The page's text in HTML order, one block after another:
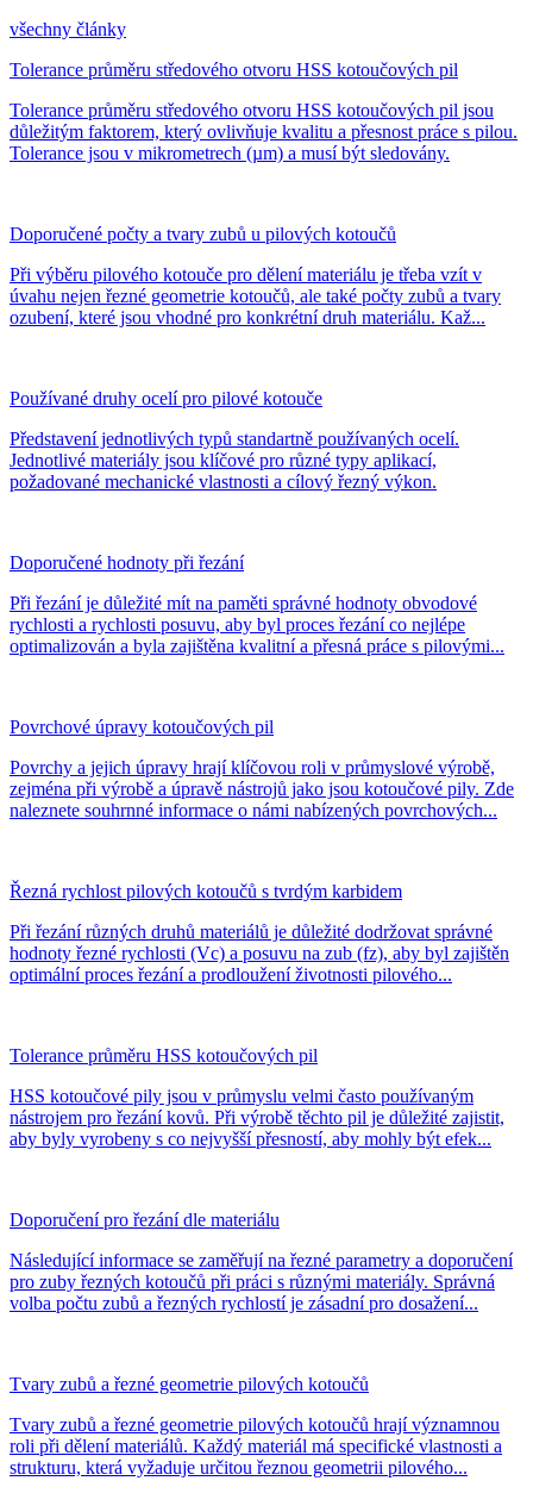
všechny články
Tolerance průměru středového otvoru HSS kotoučových pil
Tolerance průměru středového otvoru HSS kotoučových pil jsou
důležitým faktorem, který ovlivňuje kvalitu a přesnost práce s pilou.
Tolerance jsou v mikrometrech (µm) a musí být sledovány.
Doporučené počty a tvary zubů u pilových kotoučů
Při výběru pilového kotouče pro dělení materiálu je třeba vzít v
úvahu nejen řezné geometrie kotoučů, ale také počty zubů a tvary
ozubení, které jsou vhodné pro konkrétní druh materiálu. Kaž...
Používané druhy ocelí pro pilové kotouče
Představení jednotlivých typů standartně používaných ocelí.
Jednotlivé materiály jsou klíčové pro různé typy aplikací,
požadované mechanické vlastnosti a cílový řezný výkon.
Doporučené hodnoty při řezání
Při řezání je důležité mít na paměti správné hodnoty obvodové
rychlosti a rychlosti posuvu, aby byl proces řezání co nejlépe
optimalizován a byla zajištěna kvalitní a přesná práce s pilovými...
Povrchové úpravy kotoučových pil
Povrchy a jejich úpravy hrají klíčovou roli v průmyslové výrobě,
zejména při výrobě a úpravě nástrojů jako jsou kotoučové pily. Zde
naleznete souhrnné informace o námi nabízených povrchových...
Řezná rychlost pilových kotoučů s tvrdým karbidem
Při řezání různých druhů materiálů je důležité dodržovat správné
hodnoty řezné rychlosti (Vc) a posuvu na zub (fz), aby byl zajištěn
optimální proces řezání a prodloužení životnosti pilového...
Tolerance průměru HSS kotoučových pil
HSS kotoučové pily jsou v průmyslu velmi často používaným
nástrojem pro řezání kovů. Při výrobě těchto pil je důležité zajistit,
aby byly vyrobeny s co nejvyšší přesností, aby mohly být efek...
Doporučení pro řezání dle materiálu
Následující informace se zaměřují na řezné parametry a doporučení
pro zuby řezných kotoučů při práci s různými materiály. Správná
volba počtu zubů a řezných rychlostí je zásadní pro dosažení...
Tvary zubů a řezné geometrie pilových kotoučů
Tvary zubů a řezné geometrie pilových kotoučů hrají významnou
roli při dělení materiálů. Každý materiál má specifické vlastnosti a
strukturu, která vyžaduje určitou řeznou geometrii pilového...